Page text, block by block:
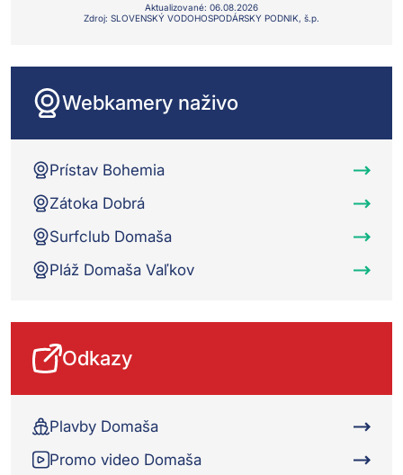
Aktualizované: 06.08.2026
Zdroj: SLOVENSKÝ VODOHOSPODÁRSKY PODNIK, š.p.
Webkamery naživo
Prístav Bohemia
Zátoka Dobrá
Surfclub Domaša
Pláž Domaša Vaľkov
Odkazy
Plavby Domaša
Promo video Domaša